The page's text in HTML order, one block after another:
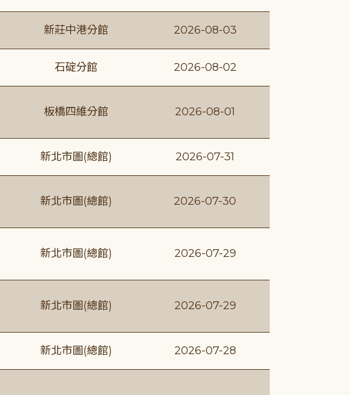
新莊中港分館 2026-08-03
石碇分館 2026-08-02
板橋四維分館 2026-08-01
新北市圖(總館) 2026-07-31
新北市圖(總館) 2026-07-30
新北市圖(總館) 2026-07-29
新北市圖(總館) 2026-07-29
新北市圖(總館) 2026-07-28